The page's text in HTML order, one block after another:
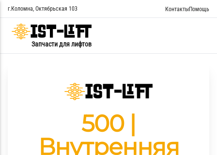
г.Коломна, Октябрьская 103 КонтактыПомощь
Запчасти для лифтов
500 |
Внутренняя